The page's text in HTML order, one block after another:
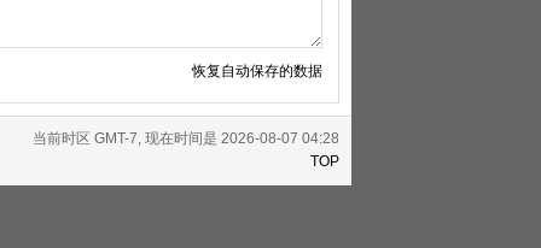
恢复自动保存的数据
当前时区 GMT-7, 现在时间是 2026-08-07 04:28
TOP